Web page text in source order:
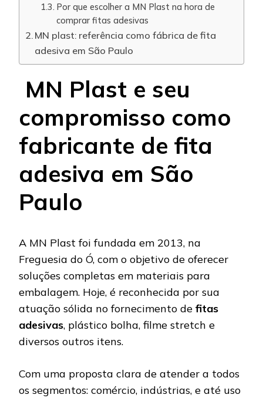
Por que escolher a MN Plast na hora de
comprar fitas adesivas
MN plast: referência como fábrica de fita
adesiva em São Paulo
MN Plast e seu
compromisso como
fabricante de fita
adesiva em São
Paulo
A MN Plast foi fundada em 2013, na
Freguesia do Ó, com o objetivo de oferecer
soluções completas em materiais para
embalagem. Hoje, é reconhecida por sua
atuação sólida no fornecimento de fitas
adesivas, plástico bolha, filme stretch e
diversos outros itens.
Com uma proposta clara de atender a todos
os segmentos: comércio, indústrias, e até uso